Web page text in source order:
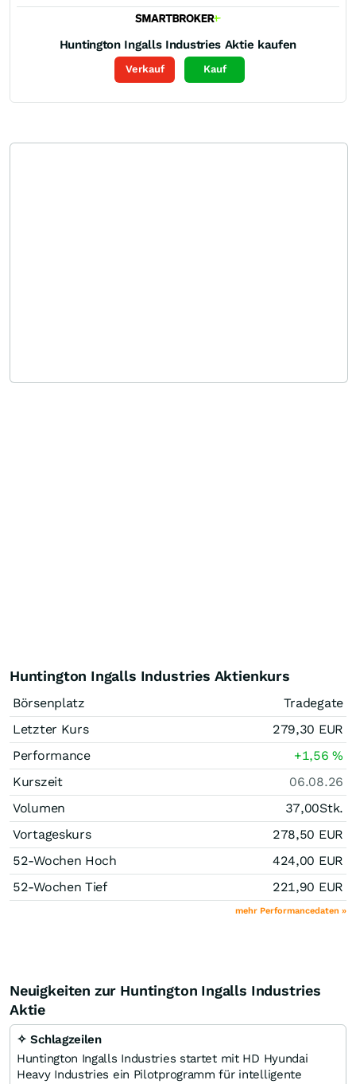
Huntington Ingalls Industries Aktie kaufen
Verkauf Kauf
Huntington Ingalls Industries Aktienkurs
Börsenplatz
Tradegate
Letzter Kurs
279,30 EUR
Performance
+1,56%
Kurszeit
06.08.26
Volumen
37,00Stk.
Vortageskurs
278,50 EUR
52-Wochen Hoch
424,00 EUR
52-Wochen Tief
221,90 EUR
mehr Performancedaten »
Neuigkeiten zur Huntington Ingalls Industries
Aktie
✧ Schlagzeilen
Huntington Ingalls Industries startet mit HD Hyundai
Heavy Industries ein Pilotprogramm für intelligente